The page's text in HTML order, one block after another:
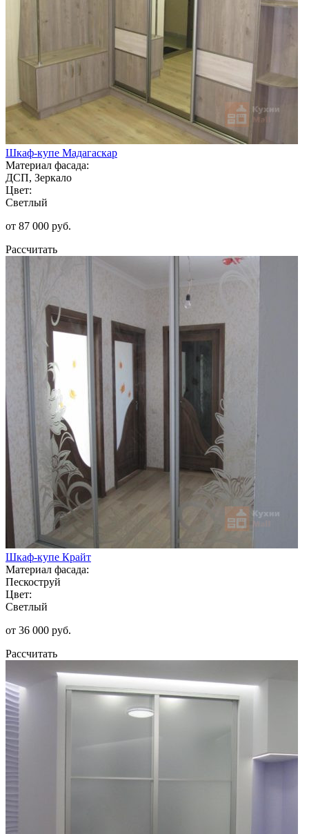
Шкаф-купе Мадагаскар
Материал фасада:
ДСП, Зеркало
Цвет:
Светлый
от 87 000 руб.
Рассчитать
Шкаф-купе Крайт
Материал фасада:
Пескоструй
Цвет:
Светлый
от 36 000 руб.
Рассчитать